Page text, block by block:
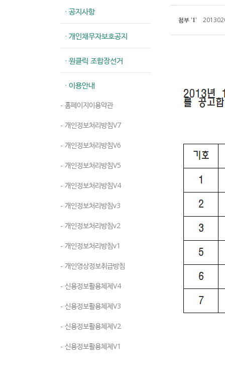
· 공지사항
· 개인채무자보호공지
· 원클릭 조합장선거
· 이용안내
- 홈페이지이용약관
- 개인정보처리방침V7
- 개인정보처리방침V6
- 개인정보처리방침V5
- 개인정보처리방침V4
- 개인정보처리방침v3
- 개인정보처리방침v2
- 개인정보처리방침v1
- 개인영상정보취급방침
- 신용정보활용체제V4
- 신용정보활용체제V3
- 신용정보활용체제V2
- 신용정보활용체제V1
첨부 '1'